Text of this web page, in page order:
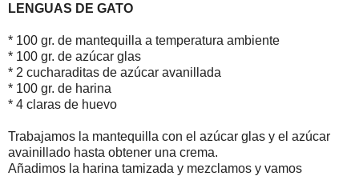
LENGUAS DE GATO
* 100 gr. de mantequilla a temperatura ambiente
* 100 gr. de azúcar glas
* 2 cucharaditas de azúcar avanillada
* 100 gr. de harina
* 4 claras de huevo
Trabajamos la mantequilla con el azúcar glas y el azúcar
avainillado hasta obtener una crema.
Añadimos la harina tamizada y mezclamos y vamos